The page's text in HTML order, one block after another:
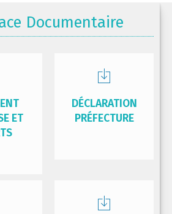
Documentaire
ET
DÉCLARATION
PRÉFECTURE